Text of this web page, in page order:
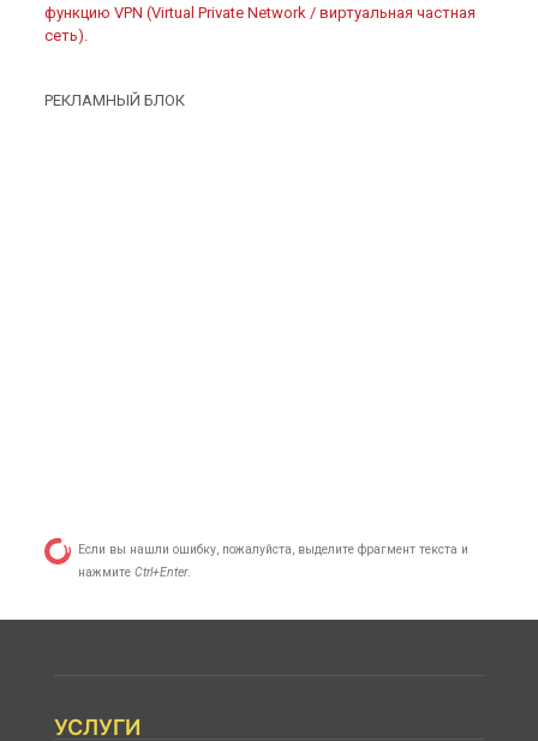
функцию VPN (Virtual Private Network / виртуальная частная
сеть).
РЕКЛАМНЫЙ БЛОК
Если вы нашли ошибку, пожалуйста, выделите фрагмент текста и
нажмите Ctrl+Enter.
УСЛУГИ